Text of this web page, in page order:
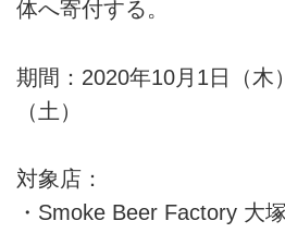
体へ寄付する。
期間：2020年10月1日（木
（土）
対象店：
・Smoke Beer Factory 大